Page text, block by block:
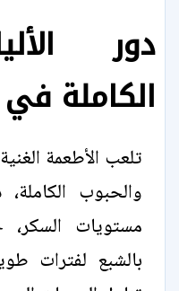
دور
الكاملة في
تلعب الأطعمة
والحبوب
مستويات
بالشبع لفترات